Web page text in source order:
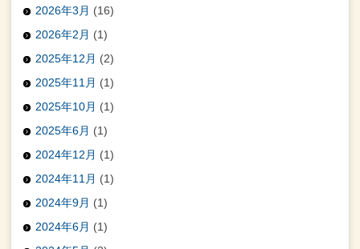
2026年3月 (16)
2026年2月 (1)
2025年12月 (2)
2025年11月 (1)
2025年10月 (1)
2025年6月 (1)
2024年12月 (1)
2024年11月 (1)
2024年9月 (1)
2024年6月 (1)